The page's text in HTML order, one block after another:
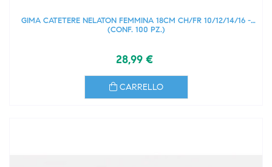
GIMA CATETERE NELATON FEMMINA 18CM CH/FR 10/12/14/16 -
(CONF. 100 PZ.)
28,99 €
CARRELLO